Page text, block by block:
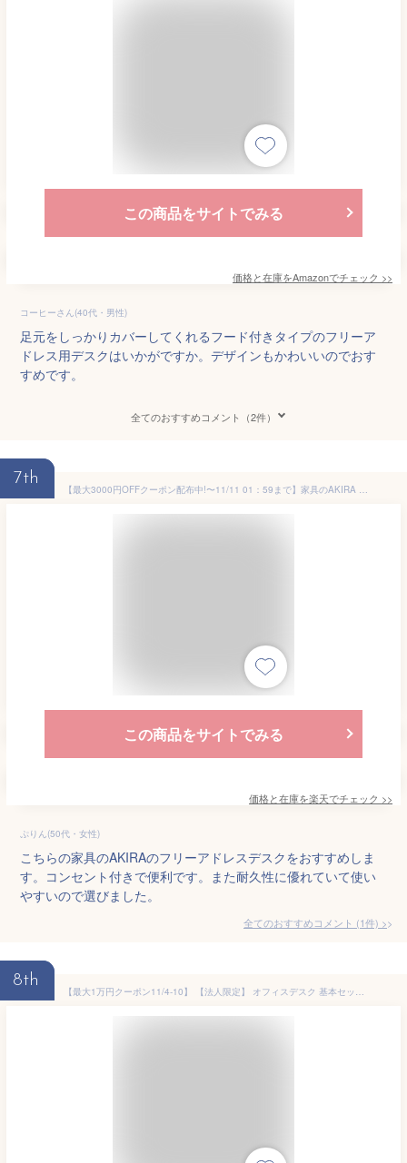
この商品をサイトでみる
価格と在庫をAmazonでチェック >>
コーヒーさん(40代・男性)
足元をしっかりカバーしてくれるフード付きタイプのフリーア
ドレス用デスクはいかがですか。デザインもかわいいのでおす
すめです。
全てのおすすめコメント（2件）
7th
【最大3000円OFFクーポン配布中!〜11/11 01：59まで】家具のAKIRA フリーアドレスデスク オフィステーブル コンセント付き 4人用 幅2400×奥行1200×高さ720mm ナチュラル フリーアドレス オフィスデスク パソコンデスク ワークデスク おしゃれ 北欧 スリムデスク
この商品をサイトでみる
価格と在庫を楽天でチェック >>
ぷりん(50代・女性)
こちらの家具のAKIRAのフリーアドレスデスクをおすすめしま
す。コンセント付きで便利です。また耐久性に優れていて使い
やすいので選びました。
全てのおすすめコメント (1件) >
8th
【最大1万円クーポン11/4-10】 【法人限定】 オフィスデスク 基本セット 片面 幅1400×奥行600×高さ720mm フリーアドレスデスク パソコンデスク ワークデスク 事務机 おしゃれ 白 黒 REV-1460